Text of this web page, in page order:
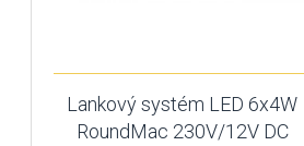
Lankový systém LED 6x4W
RoundMac 230V/12V DC